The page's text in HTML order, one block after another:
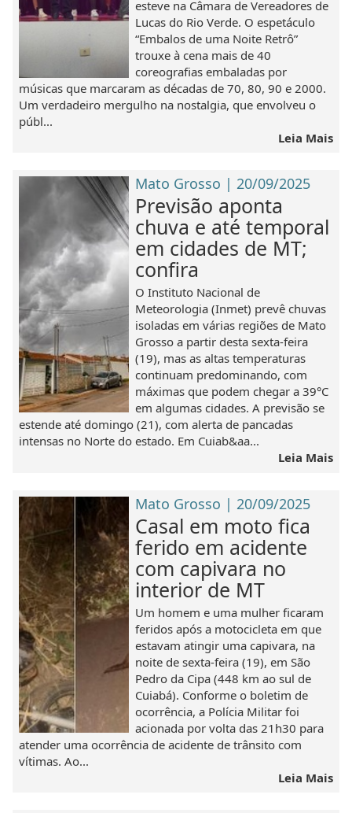
esteve na Câmara de Vereadores de
Lucas do Rio Verde. O espetáculo
“Embalos de uma Noite Retrô”
trouxe à cena mais de 40
coreografias embaladas por
músicas que marcaram as décadas de 70, 80, 90 e 2000.
Um verdadeiro mergulho na nostalgia, que envolveu o
públ...
Leia Mais
Mato Grosso | 20/09/2025
Previsão aponta
chuva e até temporal
em cidades de MT;
confira
O Instituto Nacional de
Meteorologia (Inmet) prevê chuvas
isoladas em várias regiões de Mato
Grosso a partir desta sexta-feira
(19), mas as altas temperaturas
continuam predominando, com
máximas que podem chegar a 39°C
em algumas cidades. A previsão se
estende até domingo (21), com alerta de pancadas
intensas no Norte do estado. Em Cuiab&aa...
Leia Mais
Mato Grosso | 20/09/2025
Casal em moto fica
ferido em acidente
com capivara no
interior de MT
Um homem e uma mulher ficaram
feridos após a motocicleta em que
estavam atingir uma capivara, na
noite de sexta-feira (19), em São
Pedro da Cipa (448 km ao sul de
Cuiabá). Conforme o boletim de
ocorrência, a Polícia Militar foi
acionada por volta das 21h30 para
atender uma ocorrência de acidente de trânsito com
vítimas. Ao...
Leia Mais